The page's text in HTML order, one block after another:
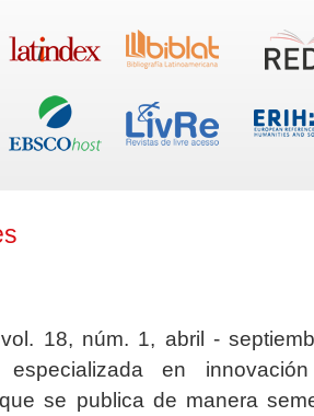
vol. 18, núm. 1, abril -
especializada en
se publica de manera